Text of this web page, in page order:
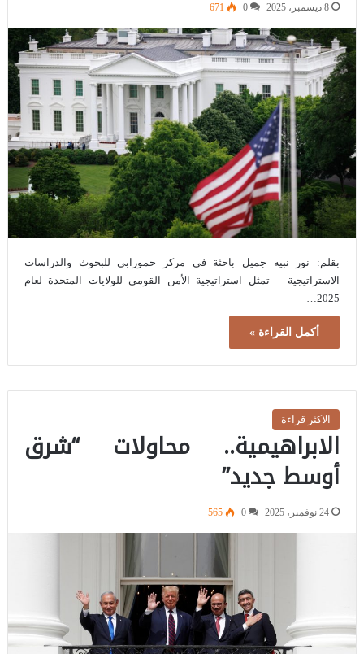
8 ديسمبر، 2025 0
671
بقلم: نور نبيه جميل باحثة في مركز حمورابي للبحوث والدراسات
الاستراتيجية تمثل استراتيجية الأمن القومي للولايات المتحدة لعام
2025…
أكمل القراءة »
الاكثر قراءة
الابراهيمية.. محاولات “شرق
أوسط جديد”
24 نوفمبر، 2025 0
565